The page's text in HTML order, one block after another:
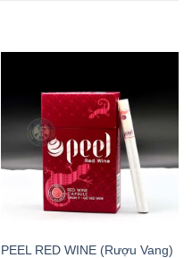
PEEL RED WINE (Rượu Vang)